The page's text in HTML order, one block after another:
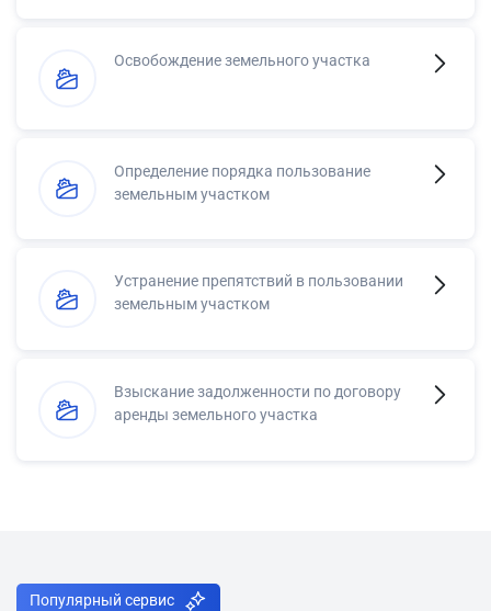
Освобождение земельного участка
Определение порядка пользование
земельным участком
Устранение препятствий в пользовании
земельным участком
Взыскание задолженности по договору
аренды земельного участка
Популярный сервис